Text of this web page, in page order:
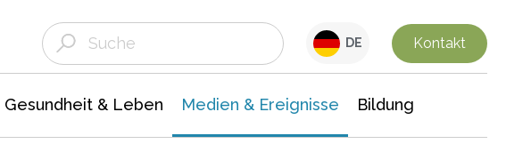
DE Kontakt
Gesundheit & Leben Medien & Ereignisse Bildung